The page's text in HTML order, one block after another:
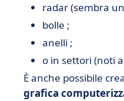
radar (sembra
bolle ;
anelli ;
o in settori (noti
È anche possibile
grafica